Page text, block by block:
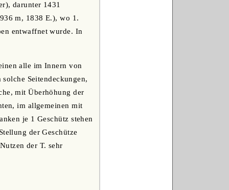
darunter 1431
m, 1838 E.), wo 1.
entwaffnet wurde. In
alle im Innern von
Seitendeckungen,
mit Überhöhung der
im allgemeinen mit
je 1 Geschütz stehen
der Geschütze
der T. sehr